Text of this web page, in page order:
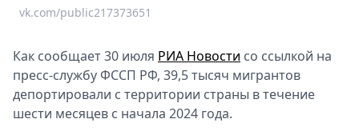
Metro
vk.com/public217373651
Как сообщает 30 июля РИА Новости со ссылкой на
пресс-службу ФССП РФ, 39,5 тысяч мигрантов
депортировали с территории страны в течение
шести месяцев с начала 2024 года.